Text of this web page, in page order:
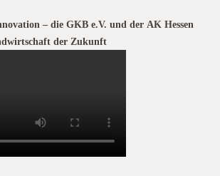
– die GKB e.V. und der AK Hessen
der Zukunft